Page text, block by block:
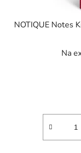
NOTIQUE Notes
Na